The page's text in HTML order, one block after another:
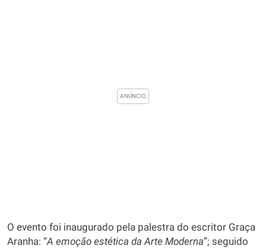
O evento foi inaugurado pela palestra do escritor Graça
Aranha: “A emoção estética da Arte Moderna”; seguido